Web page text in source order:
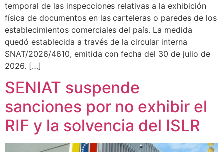
temporal de las inspecciones relativas a la exhibición
física de documentos en las carteleras o paredes de los
establecimientos comerciales del país. La medida
quedó establecida a través de la circular interna
SNAT/2026/4610, emitida con fecha del 30 de julio de
2026. […]
SENIAT suspende
sanciones por no exhibir el
RIF y la solvencia del ISLR